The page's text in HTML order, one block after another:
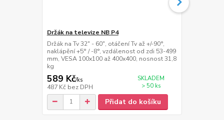
Držák na televize NB P4
Držák na Tv 32" - 60", otáčení Tv až +/-90°,
naklápění +5° / -8°, vzdálenost od zdi 53-499
mm, VESA 100x100 až 400x400, nosnost 31,8
kg
589 Kč/ks
487 Kč bez DPH
SKLADEM
> 50 ks
Přidat do košíku